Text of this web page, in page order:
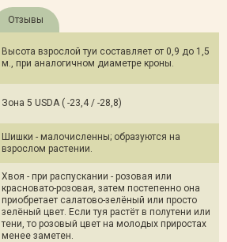
Отзывы
Высота взрослой туи составляет от 0,9 до 1,5
м., при аналогичном диаметре кроны.
Зона 5 USDA ( -23,4 / -28,8)
Шишки - малочисленны; образуются на
взрослом растении.
Хвоя - при распускании - розовая или
красновато-розовая, затем постепенно она
приобретает салатово-зелёный или просто
зелёный цвет. Если туя растёт в полутени или
тени, то розовый цвет на молодых приростах
менее заметен.